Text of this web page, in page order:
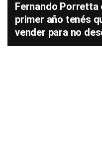
Fernando Porretta
primer año tenés
vender para no